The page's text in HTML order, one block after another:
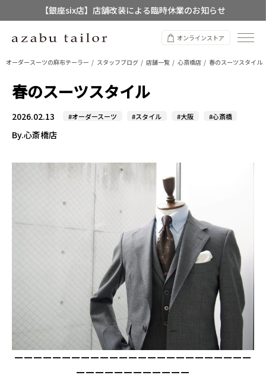
【銀座six店】店舗改装による臨時休業のお知らせ
【店舗限定】レディースオーダースーツ
オンラインストア
オーダースーツの麻布テーラー スタッフブログ 店舗一覧 心斎橋店 春のスーツスタイル
春のスーツスタイル
2026.02.13 #オーダースーツ #スタイル #大阪 #心斎橋
By.心斎橋店
ーーーーーーーーーーーーーーーーーーーーーーーーー